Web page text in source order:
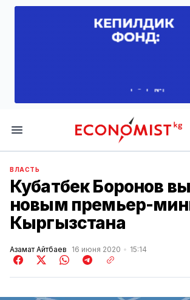
Economist.kg
ВЛАСТЬ
Кубатбек Боронов
новым премьер-
Кыргызстана
Азамат Айтбаев 16 июня 2020 15:14